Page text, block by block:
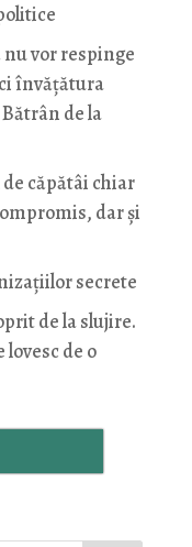
vor respinge
învățătura
de la
căpătâi chiar
dar și
secrete
de la slujire.
de o